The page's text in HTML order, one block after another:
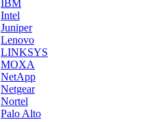
IBM
Intel
Juniper
Lenovo
LINKSYS
MOXA
NetApp
Netgear
Nortel
Palo Alto